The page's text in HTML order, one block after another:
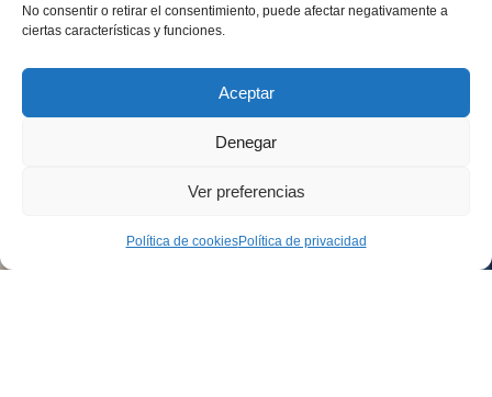
No consentir o retirar el consentimiento, puede afectar negativamente a
ciertas características y funciones.
Aceptar
Denegar
Ver preferencias
Política de cookiesPolítica de privacidad